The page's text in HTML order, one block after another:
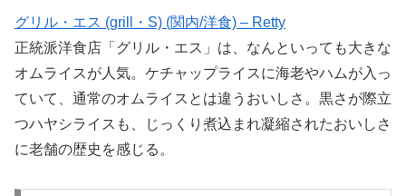
グリル・エス (grill・S) (関内/洋食) – Retty
正統派洋食店「グリル・エス」は、なんといっても大きな
オムライスが人気。ケチャップライスに海老やハムが入っ
ていて、通常のオムライスとは違うおいしさ。黒さが際立
つハヤシライスも、じっくり煮込まれ凝縮されたおいしさ
に老舗の歴史を感じる。